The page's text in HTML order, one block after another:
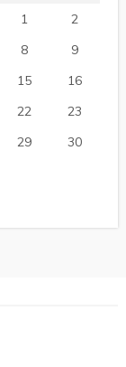
1
2
8
9
15
16
22
23
29
30